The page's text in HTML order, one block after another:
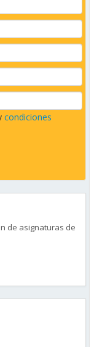
condiciones
de asignaturas de